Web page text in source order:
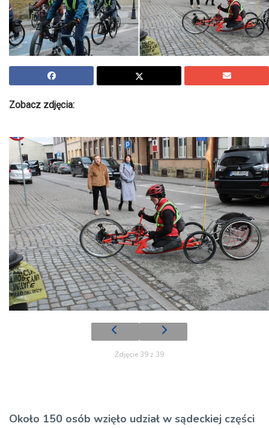
Zobacz zdjęcia:
Zdjęcie 39 z 39
Około 150 osób wzięło udział w sądeckiej części